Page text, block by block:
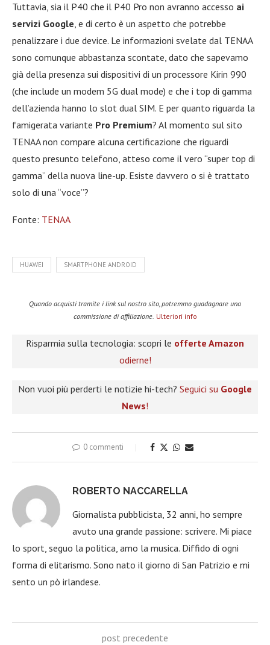
Tuttavia, sia il P40 che il P40 Pro non avranno accesso ai
servizi Google, e di certo è un aspetto che potrebbe
penalizzare i due device. Le informazioni svelate dal TENAA
sono comunque abbastanza scontate, dato che sapevamo
già della presenza sui dispositivi di un processore Kirin 990
(che include un modem 5G dual mode) e che i top di gamma
dell’azienda hanno lo slot dual SIM. E per quanto riguarda la
famigerata variante Pro Premium? Al momento sul sito
TENAA non compare alcuna certificazione che riguardi
questo presunto telefono, atteso come il vero “super top di
gamma” della nuova line-up. Esiste davvero o si è trattato
solo di una “voce”?
Fonte: TENAA
HUAWEI SMARTPHONE ANDROID
Quando acquisti tramite i link sul nostro sito, potremmo guadagnare una
commissione di affiliazione. Ulteriori info
Risparmia sulla tecnologia: scopri le offerte Amazon
odierne!
Non vuoi più perderti le notizie hi-tech? Seguici su Google
News!
0 commenti
ROBERTO NACCARELLA
Giornalista pubblicista, 32 anni, ho sempre
avuto una grande passione: scrivere. Mi piace
lo sport, seguo la politica, amo la musica. Diffido di ogni
forma di elitarismo. Sono nato il giorno di San Patrizio e mi
sento un pò irlandese.
post precedente